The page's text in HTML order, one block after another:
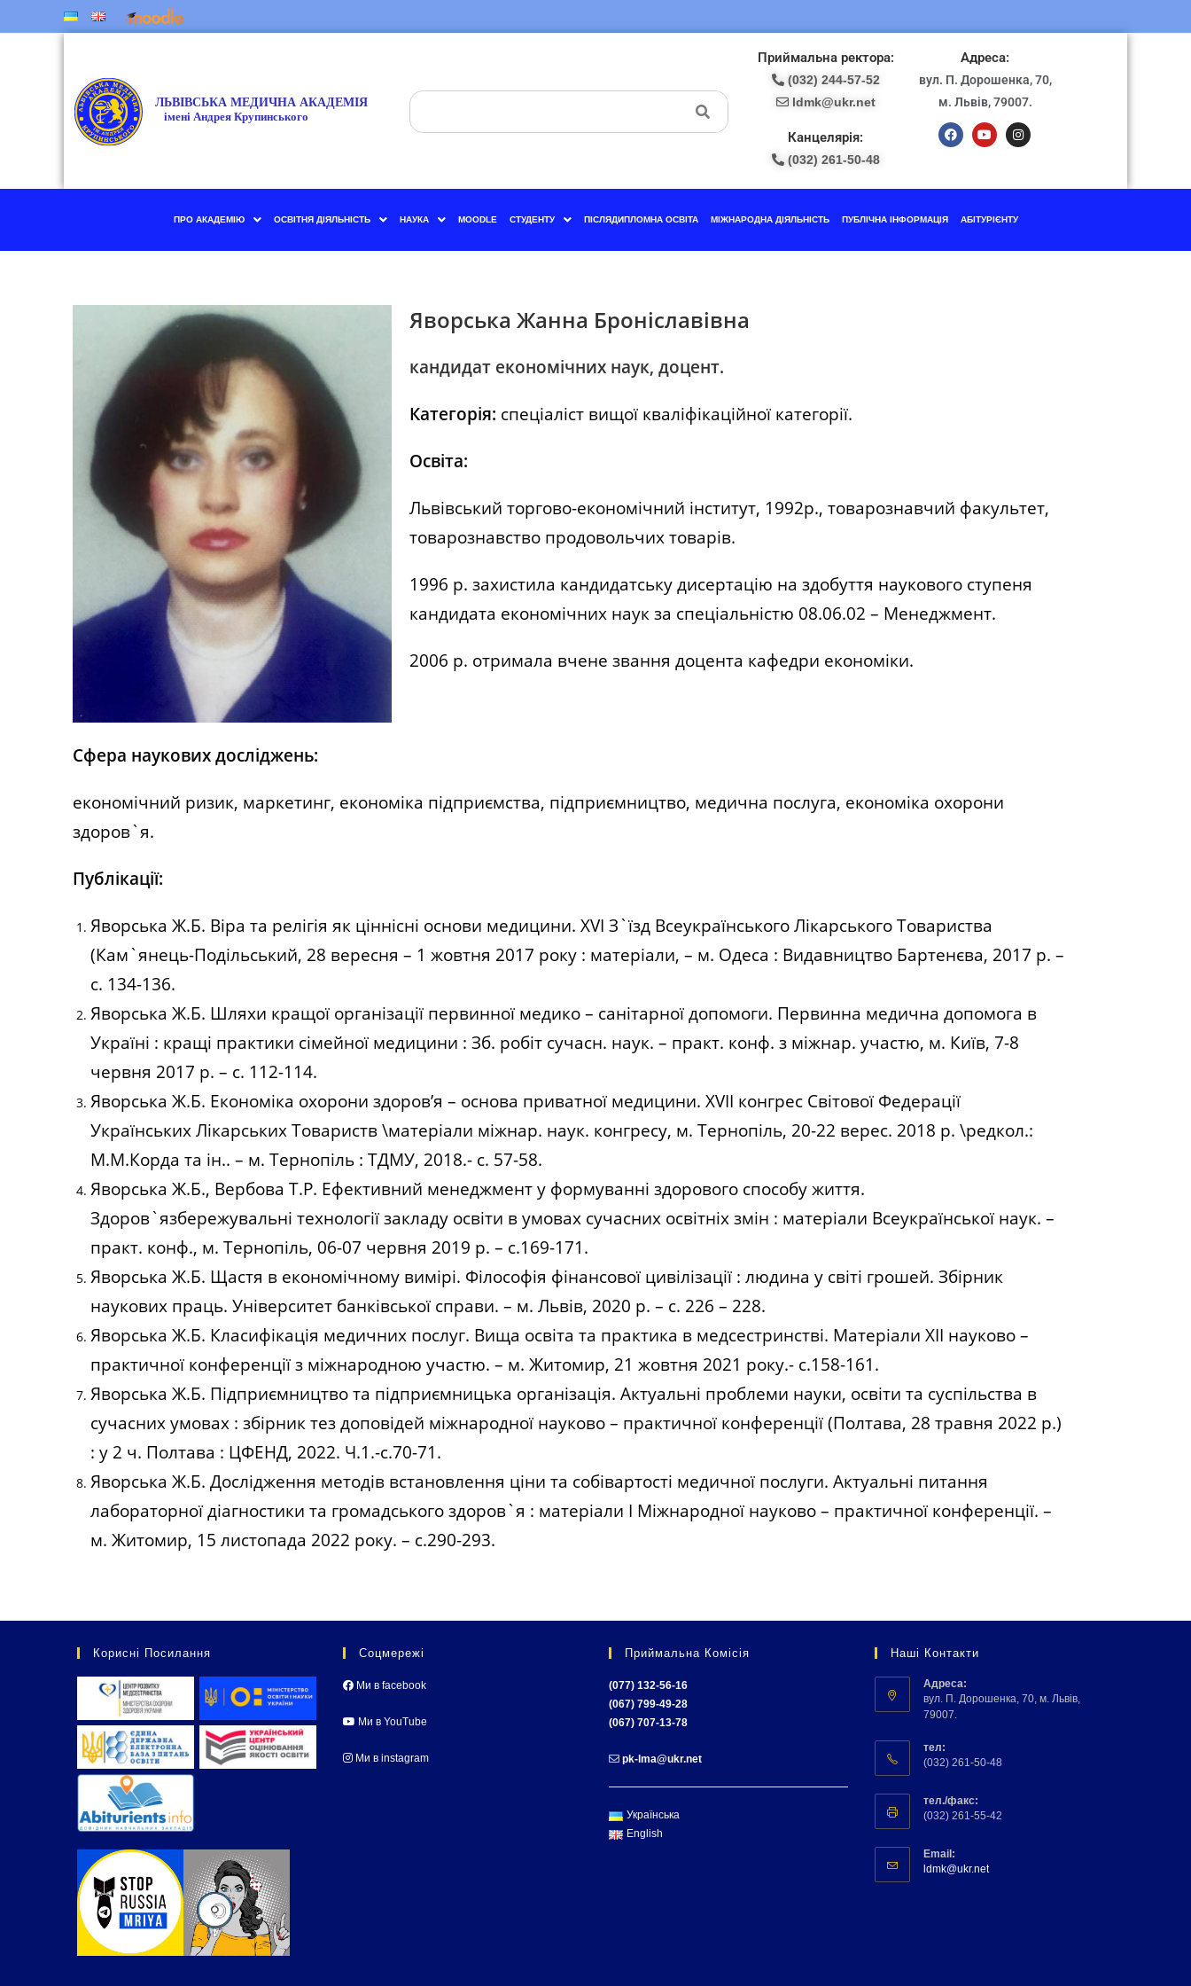
Приймальна ректора:
(032) 244-57-52
ldmk@ukr.net
Канцелярія:
(032) 261-50-48
Адреса:
вул. П. Дорошенка, 70,
м. Львів, 79007.
ПРО АКАДЕМІЮ ОСВІТНЯ ДІЯЛЬНІСТЬ НАУКА MOODLE СТУДЕНТУ ПІСЛЯДИПЛОМНА ОСВІТА МІЖНАРОДНА ДІЯЛЬНІСТЬ ПУБЛІЧНА ІНФОРМАЦІЯ АБІТУРІЄНТУ
Яворська Жанна Броніславівна
кандидат економічних наук, доцент.
Категорія: спеціаліст вищої кваліфікаційної категорії.
Освіта:
Львівський торгово-економічний інститут, 1992р., товарознавчий факультет,
товарознавство продовольчих товарів.
1996 р. захистила кандидатську дисертацію на здобуття наукового ступеня
кандидата економічних наук за спеціальністю 08.06.02 – Менеджмент.
2006 р. отримала вчене звання доцента кафедри економіки.
Сфера наукових досліджень:
економічний ризик, маркетинг, економіка підприємства, підприємництво, медична послуга, економіка охорони
здоров`я.
Публікації:
Яворська Ж.Б. Віра та релігія як ціннісні основи медицини. ХVІ З`їзд Всеукраїнського Лікарського Товариства
(Кам`янець-Подільський, 28 вересня – 1 жовтня 2017 року : матеріали, – м. Одеса : Видавництво Бартенєва, 2017 р. –
с. 134-136.
Яворська Ж.Б. Шляхи кращої організації первинної медико – санітарної допомоги. Первинна медична допомога в
Україні : кращі практики сімейної медицини : Зб. робіт сучасн. наук. – практ. конф. з міжнар. участю, м. Київ, 7-8
червня 2017 р. – с. 112-114.
Яворська Ж.Б. Економіка охорони здоров’я – основа приватної медицини. ХVІІ конгрес Світової Федерації
Українських Лікарських Товариств \матеріали міжнар. наук. конгресу, м. Тернопіль, 20-22 верес. 2018 р. \редкол.:
М.М.Корда та ін.. – м. Тернопіль : ТДМУ, 2018.- с. 57-58.
Яворська Ж.Б., Вербова Т.Р. Ефективний менеджмент у формуванні здорового способу життя.
Здоров`язбережувальні технології закладу освіти в умовах сучасних освітніх змін : матеріали Всеукраїнської наук. –
практ. конф., м. Тернопіль, 06-07 червня 2019 р. – с.169-171.
Яворська Ж.Б. Щастя в економічному вимірі. Філософія фінансової цивілізації : людина у світі грошей. Збірник
наукових праць. Університет банківської справи. – м. Львів, 2020 р. – с. 226 – 228.
Яворська Ж.Б. Класифікація медичних послуг. Вища освіта та практика в медсестринстві. Матеріали ХІІ науково –
практичної конференції з міжнародною участю. – м. Житомир, 21 жовтня 2021 року.- с.158-161.
Яворська Ж.Б. Підприємництво та підприємницька організація. Актуальні проблеми науки, освіти та суспільства в
сучасних умовах : збірник тез доповідей міжнародної науково – практичної конференції (Полтава, 28 травня 2022 р.)
: у 2 ч. Полтава : ЦФЕНД, 2022. Ч.1.-с.70-71.
Яворська Ж.Б. Дослідження методів встановлення ціни та собівартості медичної послуги. Актуальні питання
лабораторної діагностики та громадського здоров`я : матеріали І Міжнародної науково – практичної конференції. –
м. Житомир, 15 листопада 2022 року. – с.290-293.
Корисні Посилання Соцмережі
Ми в facebook
Ми в YouTube
Ми в instagram
Приймальна Комісія
(077) 132-56-16
(067) 799-49-28
(067) 707-13-78
pk-lma@ukr.net
Українська
English
Наші Контакти
Адреса:
вул. П. Дорошенка, 70, м. Львів,
79007.
тел:
(032) 261-50-48
тел./факс:
(032) 261-55-42
Email:
ldmk@ukr.net